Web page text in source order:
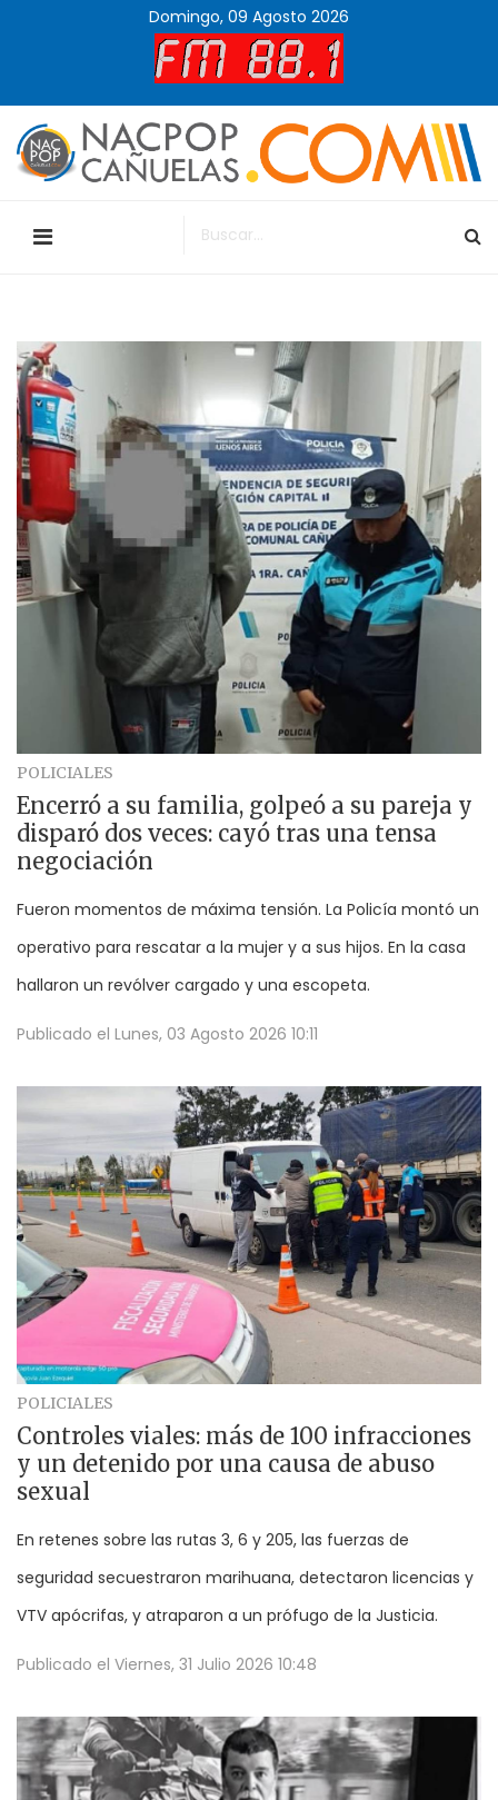
Domingo, 09 Agosto 2026
POLICIALES
Encerró a su familia, golpeó a su pareja y
disparó dos veces: cayó tras una tensa
negociación
Fueron momentos de máxima tensión. La Policía montó un
operativo para rescatar a la mujer y a sus hijos. En la casa
hallaron un revólver cargado y una escopeta.
Publicado el Lunes, 03 Agosto 2026 10:11
POLICIALES
Controles viales: más de 100 infracciones
y un detenido por una causa de abuso
sexual
En retenes sobre las rutas 3, 6 y 205, las fuerzas de
seguridad secuestraron marihuana, detectaron licencias y
VTV apócrifas, y atraparon a un prófugo de la Justicia.
Publicado el Viernes, 31 Julio 2026 10:48